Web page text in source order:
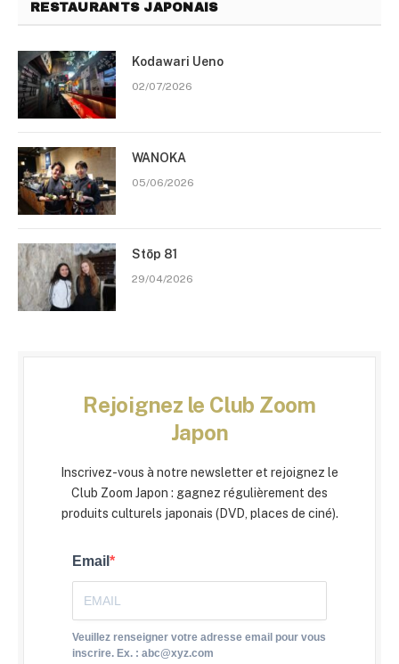
RESTAURANTS JAPONAIS
Kodawari Ueno
02/07/2026
WANOKA
05/06/2026
Stōp 81
29/04/2026
Rejoignez le Club Zoom
Japon
Inscrivez-vous à notre newsletter et rejoignez le
Club Zoom Japon : gagnez régulièrement des
produits culturels japonais (DVD, places de ciné).
Email
Veuillez renseigner votre adresse email pour vous
inscrire. Ex. : abc@xyz.com